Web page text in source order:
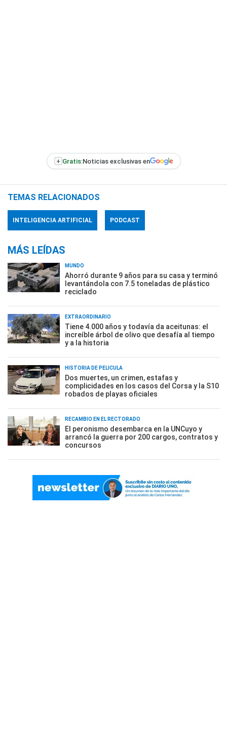
+ Gratis:Noticias exclusivas en
TEMAS RELACIONADOS
INTELIGENCIA ARTIFICIAL PODCAST
MÁS LEÍDAS
MUNDO
Ahorró durante 9 años para su casa y terminó
levantándola con 7.5 toneladas de plástico
reciclado
EXTRAORDINARIO
Tiene 4.000 años y todavía da aceitunas: el
increíble árbol de olivo que desafía al tiempo
y a la historia
HISTORIA DE PELÍCULA
Dos muertes, un crimen, estafas y
complicidades en los casos del Corsa y la S10
robados de playas oficiales
RECAMBIO EN EL RECTORADO
El peronismo desembarca en la UNCuyo y
arrancó la guerra por 200 cargos, contratos y
concursos